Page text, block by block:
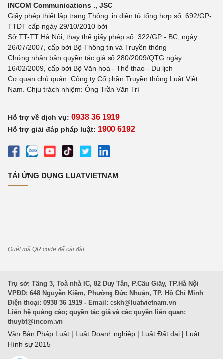
INCOM Communications ., JSC
Giấy phép thiết lập trang Thông tin điện tử tổng hợp số: 692/GP-
TTĐT cấp ngày 29/10/2010 bởi
Sở TT-TT Hà Nội, thay thế giấy phép số: 322/GP - BC, ngày
26/07/2007, cấp bởi Bộ Thông tin và Truyền thông
Chứng nhận bản quyền tác giả số 280/2009/QTG ngày
16/02/2009, cấp bởi Bộ Văn hoá - Thể thao - Du lịch
Cơ quan chủ quản: Công ty Cổ phần Truyền thông Luật Việt
Nam. Chịu trách nhiệm: Ông Trần Văn Trí
Hỗ trợ về dịch vụ: 0938 36 1919
Hỗ trợ giải đáp pháp luật: 1900 6192
TẢI ỨNG DỤNG LUATVIETNAM
Quét mã QR code để cài đặt
Trụ sở: Tầng 3, Toà nhà IC, 82 Duy Tân, P.Cầu Giấy, TP.Hà Nội
VPĐD: 648 Nguyễn Kiệm, Phường Đức Nhuận, TP. Hồ Chí Minh
Điện thoại: 0938 36 1919 - Email: cskh@luatvietnam.vn
Liên hệ quảng cáo; quyền tác giả và các quyền liên quan:
thuybt@incom.vn
Văn Bản Pháp Luật | Luật Doanh nghiệp | Luật Đất đai | Luật
Hình sự 2015